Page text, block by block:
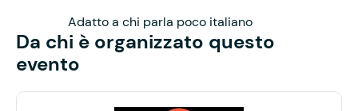
Adatto a chi parla poco italiano
Da chi è organizzato questo
evento